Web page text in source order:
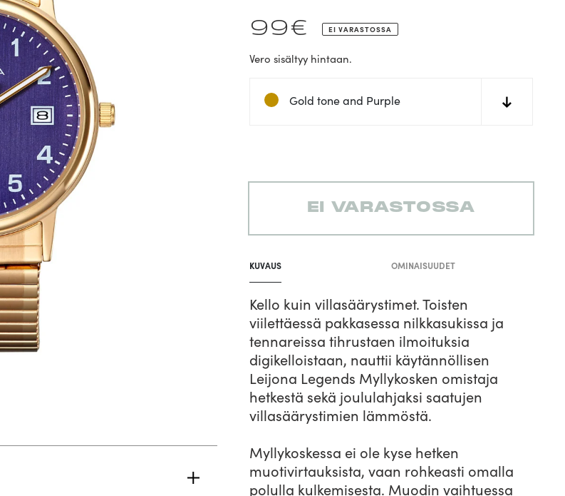
Normaalihinta
99€ EI VARASTOSSA
Vero sisältyy hintaan.
Gold tone and Purple ↓
EI VARASTOSSA
lisääminen
KUVAUS OMINAISUUDET
Kello kuin villasäärystimet. Toisten
viilettäessä pakkasessa nilkkasukissa ja
tennareissa tihrustaen ilmoituksia
digikelloistaan, nauttii käytännöllisen
Leijona Legends Myllykosken omistaja
hetkestä sekä joululahjaksi saatujen
villasäärystimien lämmöstä.
Myllykoskessa ei ole kyse hetken
muotivirtauksista, vaan rohkeasti omalla
polulla kulkemisesta. Muodin vaihtuessa